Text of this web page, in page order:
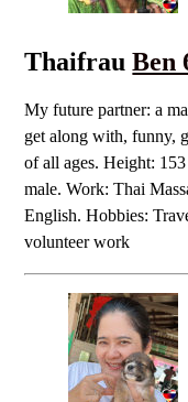
ThaifrauBen
My future partner: a
get along with, funny,
of all ages. Height:
male. Work: Thai
English. Hobbies:
volunteer work